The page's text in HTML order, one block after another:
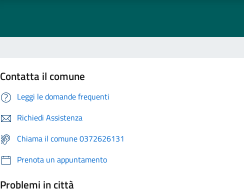
Contatta il comune
Leggi le domande frequenti
Richiedi Assistenza
Chiama il comune 0372626131
Prenota un appuntamento
Problemi in città